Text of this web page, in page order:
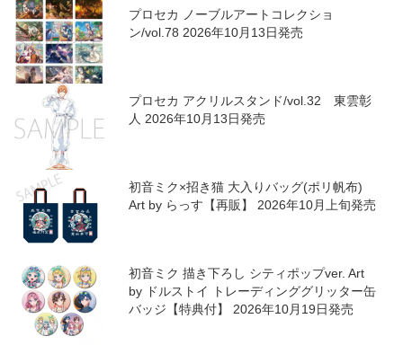
プロセカ ノーブルアートコレクショ
ン/vol.78 2026年10月13日発売
プロセカ アクリルスタンド/vol.32 東雲彰
人 2026年10月13日発売
初音ミク×招き猫 大入りバッグ(ポリ帆布)
Art by らっす【再販】 2026年10月上旬発売
初音ミク 描き下ろし シティポップver. Art
by ドルストイ トレーディンググリッター缶
バッジ【特典付】 2026年10月19日発売